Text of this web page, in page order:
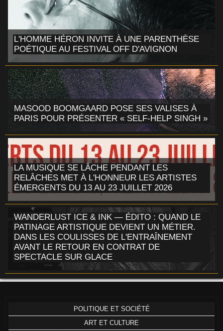
L'HOMME HÉRON INVITE À UNE PARENTHÈSE
POÉTIQUE AU FESTIVAL OFF D'AVIGNON
MASOOD BOOMGAARD POSE SES VALISES À
PARIS POUR PRÉSENTER « SELF-HELP SINGH »
LA MUSIQUE SE LÂCHE PENDANT LES
RELÂCHES MET À L'HONNEUR LES ARTISTES
ÉMERGENTS DU 13 AU 23 JUILLET 2026
WANDERLUST ICE & INK — ÉDITO : QUAND LE
PATINAGE ARTISTIQUE DEVIENT UN MÉTIER.
DANS LES COULISSES DE L'ENTRAÎNEMENT
AVANT LE RETOUR EN CONTRAT DE
SPECTACLE SUR GLACE
POLITIQUE ET SOCIÉTÉ
ART ET CULTURE